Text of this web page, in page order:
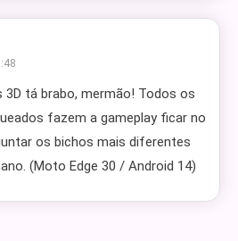
3D tá brabo, mermão! Todos os
fazem a gameplay ficar no
os bichos mais diferentes
(Moto Edge 30 / Android 14)